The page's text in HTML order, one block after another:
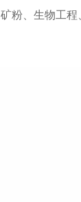
粉、生物工